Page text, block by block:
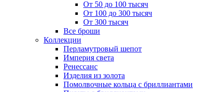
От 50 до 100 тысяч
От 100 до 300 тысяч
От 300 тысяч
Все броши
Коллекции
Перламутровый шепот
Империя света
Ренессанс
Изделия из золота
Помолвочные кольца с бриллиантами